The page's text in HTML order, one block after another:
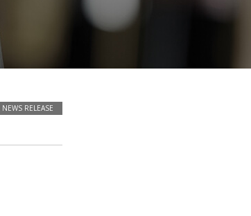
NEWS RELEASE